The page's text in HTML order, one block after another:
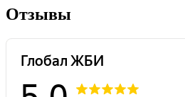
поле
пустым.
поле
пустым.
Отзывы